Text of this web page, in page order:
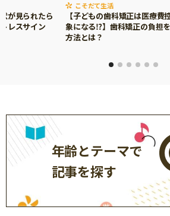
が見られたら
レスサイン
こそだて生活
【子どもの歯科矯正は医療費
象になる⁉】歯科矯正の負担
方法とは？
年齢とテーマで
記事を探す